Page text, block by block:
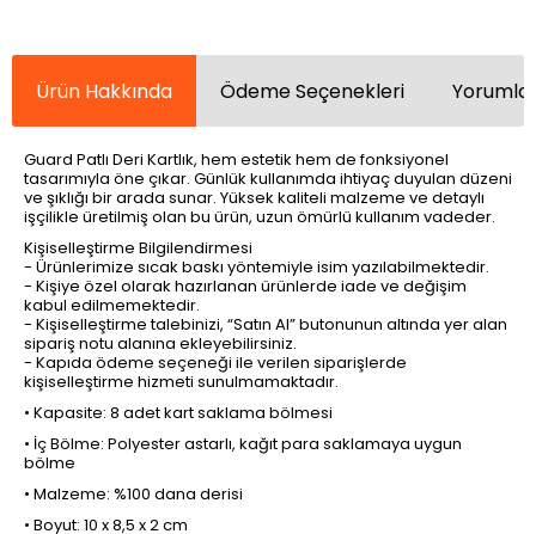
Ürün Hakkında Ödeme Seçenekleri
Guard Patlı Deri Kartlık, hem estetik hem de fonksiyonel
tasarımıyla öne çıkar. Günlük kullanımda ihtiyaç duyulan düzeni
ve şıklığı bir arada sunar. Yüksek kaliteli malzeme ve detaylı
işçilikle üretilmiş olan bu ürün, uzun ömürlü kullanım vadeder.
Kişiselleştirme Bilgilendirmesi
- Ürünlerimize sıcak baskı yöntemiyle isim yazılabilmektedir.
- Kişiye özel olarak hazırlanan ürünlerde iade ve değişim
kabul edilmemektedir.
- Kişiselleştirme talebinizi, “Satın Al” butonunun altında yer alan
sipariş notu alanına ekleyebilirsiniz.
- Kapıda ödeme seçeneği ile verilen siparişlerde
kişiselleştirme hizmeti sunulmamaktadır.
• Kapasite: 8 adet kart saklama bölmesi
• İç Bölme: Polyester astarlı, kağıt para saklamaya uygun
bölme
• Malzeme: %100 dana derisi
• Boyut: 10 x 8,5 x 2 cm